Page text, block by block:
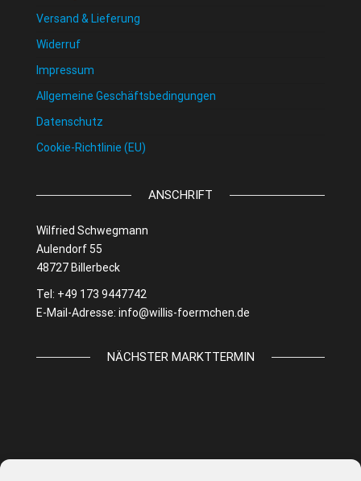
Versand & Lieferung
Widerruf
Impressum
Allgemeine Geschäftsbedingungen
Datenschutz
Cookie-Richtlinie (EU)
ANSCHRIFT
Wilfried Schwegmann
Aulendorf 55
48727 Billerbeck
Tel: +49 173 9447742
E-Mail-Adresse: info@willis-foermchen.de
NÄCHSTER MARKTTERMIN